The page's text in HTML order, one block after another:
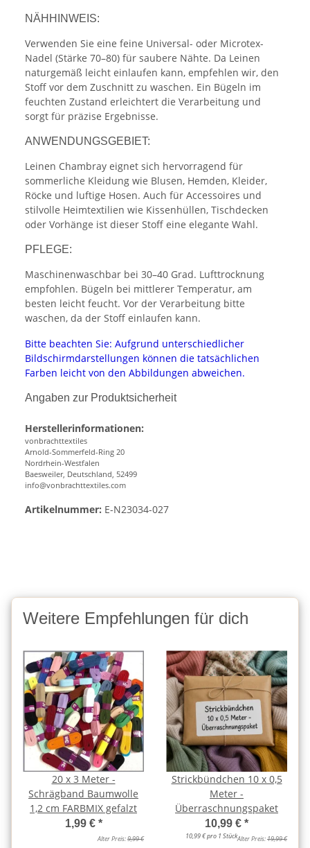
NÄHHINWEIS:
Verwenden Sie eine feine Universal- oder Microtex-
Nadel (Stärke 70–80) für saubere Nähte. Da Leinen
naturgemäß leicht einlaufen kann, empfehlen wir, den
Stoff vor dem Zuschnitt zu waschen. Ein Bügeln im
feuchten Zustand erleichtert die Verarbeitung und
sorgt für präzise Ergebnisse.
ANWENDUNGSGEBIET:
Leinen Chambray eignet sich hervorragend für
sommerliche Kleidung wie Blusen, Hemden, Kleider,
Röcke und luftige Hosen. Auch für Accessoires und
stilvolle Heimtextilien wie Kissenhüllen, Tischdecken
oder Vorhänge ist dieser Stoff eine elegante Wahl.
PFLEGE:
Maschinenwaschbar bei 30–40 Grad. Lufttrocknung
empfohlen. Bügeln bei mittlerer Temperatur, am
besten leicht feucht. Vor der Verarbeitung bitte
waschen, da der Stoff einlaufen kann.
Bitte beachten Sie: Aufgrund unterschiedlicher
Bildschirmdarstellungen können die tatsächlichen
Farben leicht von den Abbildungen abweichen.
Angaben zur Produktsicherheit
Herstellerinformationen:
vonbrachttextiles
Arnold-Sommerfeld-Ring 20
Nordrhein-Westfalen
Baesweiler, Deutschland, 52499
info@vonbrachttextiles.com
Artikelnummer: E-N23034-027
Weitere Empfehlungen für dich
20 x 3 Meter -
Schrägband Baumwolle
1,2 cm FARBMIX gefalzt
1,99 € *
Alter Preis:9,99 €
Strickbündchen 10 x 0,5
Meter -
Überraschnungspaket
10,99 € *
10,99 € pro 1 StückAlter Preis:19,99 €